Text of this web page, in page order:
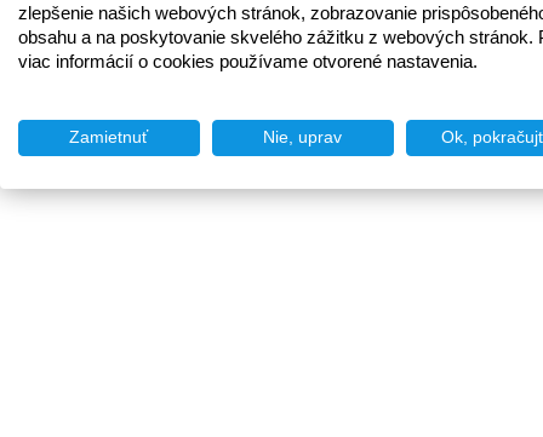
zlepšenie našich webových stránok, zobrazovanie
obsahu a na poskytovanie skvelého zážitku z webových stránok.
viac informácií o cookies používame otvorené nastavenia.
Zamietnuť Nie, uprav Ok,